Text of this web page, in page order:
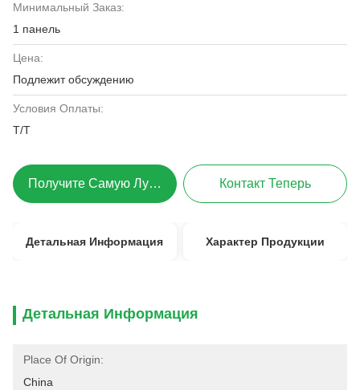
Минимальный Заказ:
1 панель
Цена:
Подлежит обсуждению
Условия Оплаты:
T/T
Получите Самую Лучшую Цену Контакт Теперь
Детальная Информация Характер Продукции
Детальная Информация
Place Of Origin:
China